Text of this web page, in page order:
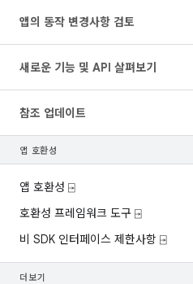
앱의 동작 변경사항 검토
새로운 기능 및 API 살펴보기
참조 업데이트
앱 호환성
앱 호환성 ⍈
호환성 프레임워크 도구 ⍈
비 SDK 인터페이스 제한사항 ⍈
더보기